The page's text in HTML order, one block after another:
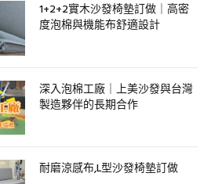
1+2+2實木沙發椅墊訂做｜高密
度泡棉與機能布舒適設計
深入泡棉工廠｜上美沙發與台灣
製造夥伴的長期合作
耐磨涼感布,L型沙發椅墊訂做